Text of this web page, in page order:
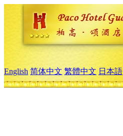
English 简体中文 繁體中文 日本語